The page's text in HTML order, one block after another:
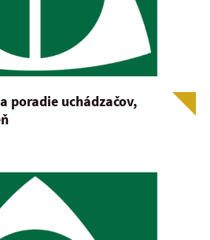
poradie uchádzačov,